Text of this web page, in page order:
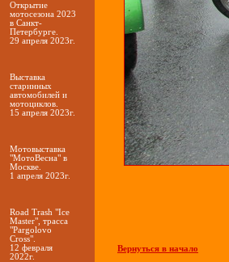
Открытие
мотосезона 2023
в Санкт-
Петербурге.
29 апреля 2023г.
Выставка
старинных
автомобилей и
мотоциклов.
15 апреля 2023г.
Мотовыставка
"МотоВесна" в
Москве.
1 апреля 2023г.
Road Trash "Ice
Master", трасса
"Pargolovo
Cross".
12 февраля
2022г.
Вернуться в начало